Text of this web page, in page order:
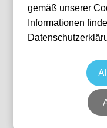
Tribuna Tevere
15:00
Italien
Ticket(s) +
gemäß unserer
Informationen